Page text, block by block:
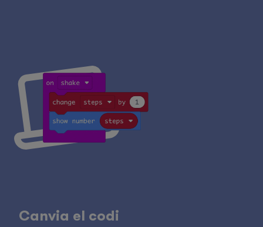
Canvia el codi